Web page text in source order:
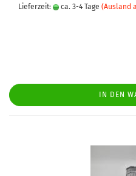
Lieferzeit:
ca. 3-4 Tage (Ausland
IN DEN